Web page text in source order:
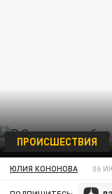
ПРОИСШЕСТВИЯ
ЮЛИЯ КОНОНОВА 06